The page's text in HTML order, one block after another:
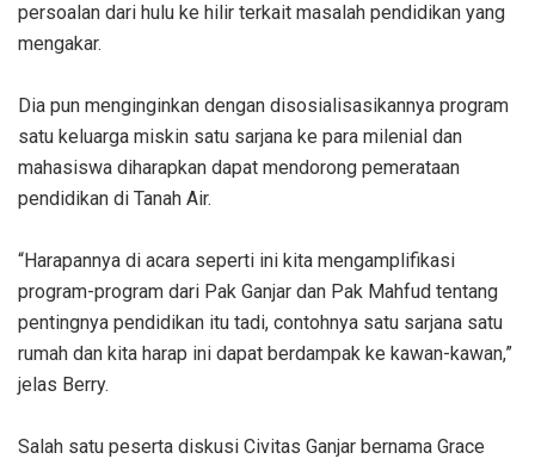
persoalan dari hulu ke hilir terkait masalah pendidikan yang
mengakar.
Dia pun menginginkan dengan disosialisasikannya program
satu keluarga miskin satu sarjana ke para milenial dan
mahasiswa diharapkan dapat mendorong pemerataan
pendidikan di Tanah Air.
“Harapannya di acara seperti ini kita mengamplifikasi
program-program dari Pak Ganjar dan Pak Mahfud tentang
pentingnya pendidikan itu tadi, contohnya satu sarjana satu
rumah dan kita harap ini dapat berdampak ke kawan-kawan,”
jelas Berry.
Salah satu peserta diskusi Civitas Ganjar bernama Grace